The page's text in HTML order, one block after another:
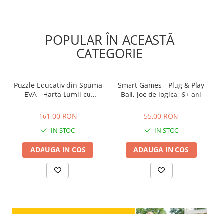
POPULAR ÎN ACEASTĂ
CATEGORIE
Puzzle Educativ din Spuma
EVA - Harta Lumii cu
Imagimake, 5 ani+
161,00 RON
IN STOC
ADAUGA IN COS
Smart Games - Plug & Play
Ball, joc de logica, 6+ ani
55,00 RON
IN STOC
ADAUGA IN COS